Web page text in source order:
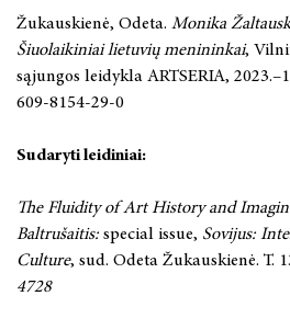
Žukauskienė, Odeta. Monika
Šiuolaikiniai lietuvių menininkai,
sąjungos leidykla ARTSERIA,
609-8154-29-0
Sudaryti leidiniai:
The Fluidity of Art History and
Baltrušaitis: special issue, Sovijus:
Culture, sud. Odeta Žukauskienė. T.
4728